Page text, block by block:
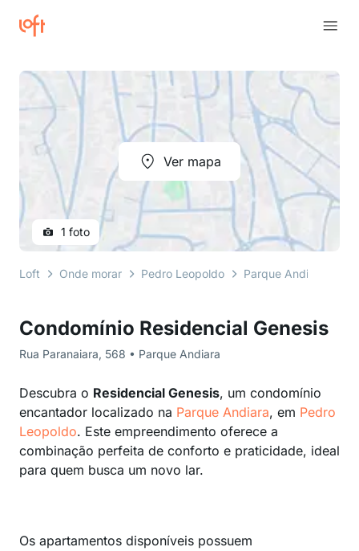
Condomínio Residencial Genesis
Rua Paranaiara, 568 • Parque Andiara
Descubra o Residencial Genesis, um condomínio
encantador localizado na Parque Andiara, em Pedro
Leopoldo. Este empreendimento oferece a
combinação perfeita de conforto e praticidade, ideal
para quem busca um novo lar.
Os apartamentos disponíveis possuem
Ver mapa
1 foto
Loft Onde morar Pedro Leopoldo Parque Andiara